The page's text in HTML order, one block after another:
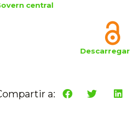
central
Descarregar
a: